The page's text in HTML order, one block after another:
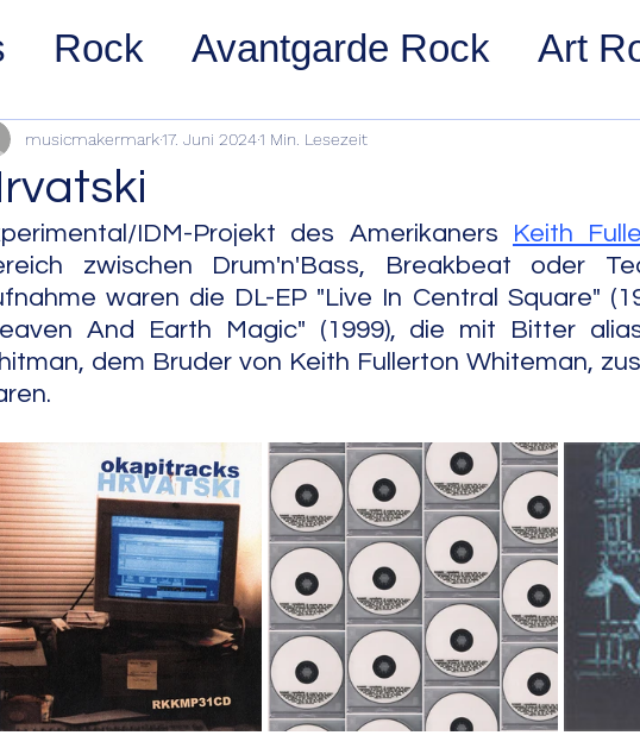
Rock Avantgarde Rock Art
Post Rock Noise Rock
Space Rock Stoner Rock
Garage Rock Indie Rock/
Jazz Cool Jazz Bebop
Free Jazz Free Improv
musicmakermark17. Juni 20241 Min. Lesezeit
IDM-Projekt des Amerikaners Keith
zwischen Drum'n'Bass, Breakbeat oder
waren die DL-EP "Live In Central Square"
And Earth Magic" (1999), die mit Bitter
dem Bruder von Keith Fullerton Whiteman,